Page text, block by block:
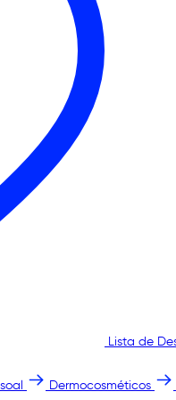
Lista de
Dermocosméticos